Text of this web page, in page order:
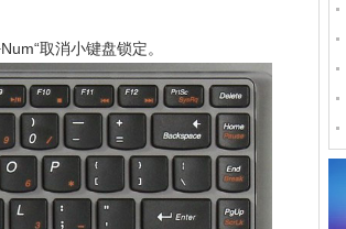
取消小键盘锁定。